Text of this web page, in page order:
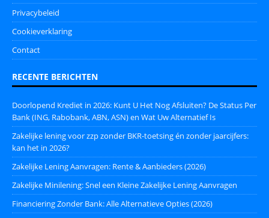
Privacybeleid
Cookieverklaring
Contact
RECENTE BERICHTEN
Doorlopend Krediet in 2026: Kunt U Het Nog Afsluiten? De Status Per
Bank (ING, Rabobank, ABN, ASN) en Wat Uw Alternatief Is
Zakelijke lening voor zzp zonder BKR-toetsing én zonder jaarcijfers:
kan het in 2026?
Zakelijke Lening Aanvragen: Rente & Aanbieders (2026)
Zakelijke Minilening: Snel een Kleine Zakelijke Lening Aanvragen
Financiering Zonder Bank: Alle Alternatieve Opties (2026)